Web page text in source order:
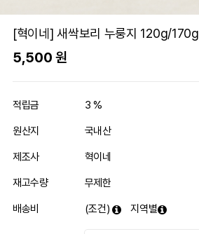
[혁이네] 새싹보리 누룽지 120g/170g
5,500원
적립금 3 %
원산지 국내산
제조사 혁이네
재고수량 무제한
배송비 (조건) 지역별